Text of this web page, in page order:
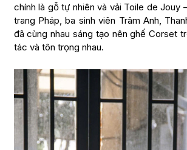
chính là gỗ tự nhiên và vải Toile de Jouy
trang Pháp, ba sinh viên Trâm Anh,
đã cùng nhau sáng tạo nên ghế Corset
tác và tôn trọng nhau.